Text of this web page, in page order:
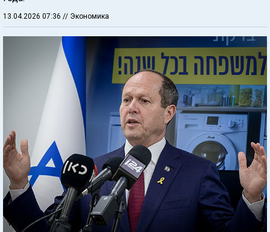
13.04.2026 07:36 // Экономика